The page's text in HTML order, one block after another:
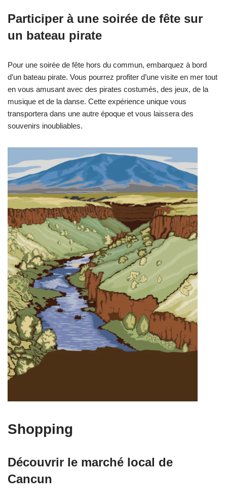
Participer à une soirée de fête sur
un bateau pirate
Pour une soirée de fête hors du commun, embarquez à bord
d’un bateau pirate. Vous pourrez profiter d’une visite en mer tout
en vous amusant avec des pirates costumés, des jeux, de la
musique et de la danse. Cette expérience unique vous
transportera dans une autre époque et vous laissera des
souvenirs inoubliables.
Shopping
Découvrir le marché local de
Cancun